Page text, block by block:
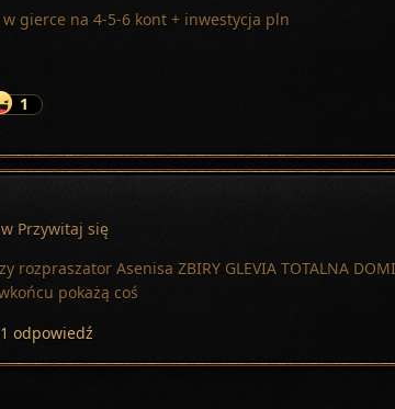
gierce na 4-5-6 kont + inwestycja pln
1
Przywitaj się
rozpraszator Asenisa ZBIRY GLEVIA TOTALNA
pokażą coś
1 odpowiedź